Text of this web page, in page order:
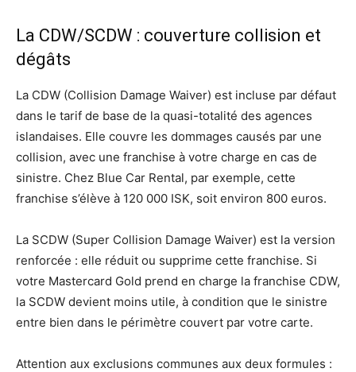
La CDW/SCDW : couverture collision et
dégâts
La CDW (Collision Damage Waiver) est incluse par défaut
dans le tarif de base de la quasi-totalité des agences
islandaises. Elle couvre les dommages causés par une
collision, avec une franchise à votre charge en cas de
sinistre. Chez Blue Car Rental, par exemple, cette
franchise s’élève à 120 000 ISK, soit environ 800 euros.
La SCDW (Super Collision Damage Waiver) est la version
renforcée : elle réduit ou supprime cette franchise. Si
votre Mastercard Gold prend en charge la franchise CDW,
la SCDW devient moins utile, à condition que le sinistre
entre bien dans le périmètre couvert par votre carte.
Attention aux exclusions communes aux deux formules :